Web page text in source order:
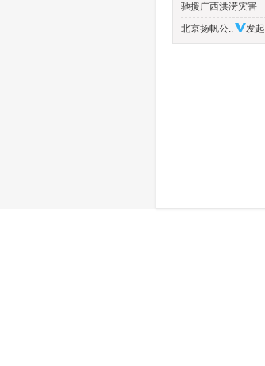
驰援广西洪涝灾害
北京扬帆公..
发起